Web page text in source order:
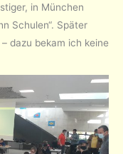
in München
Schulen“. Später
dazu bekam ich keine